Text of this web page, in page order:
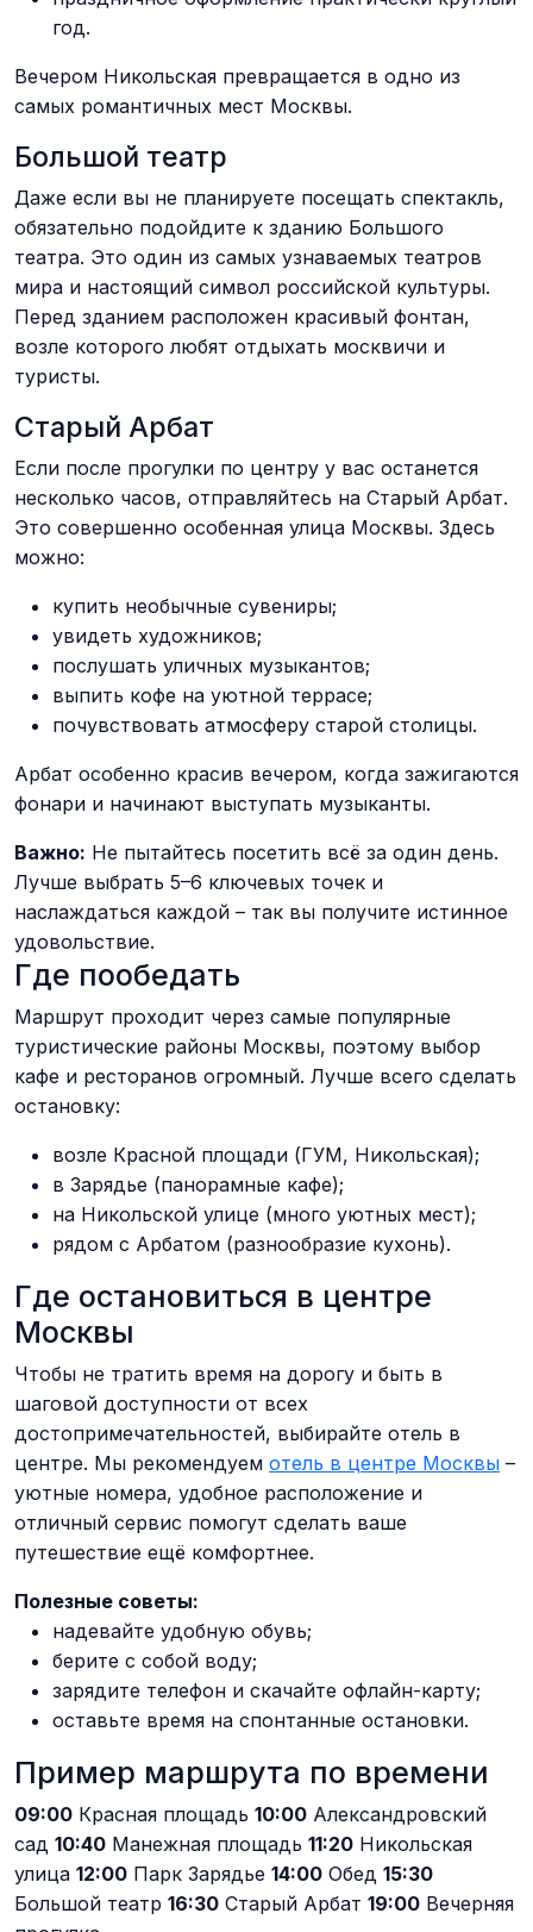
год.
Вечером Никольская превращается в одно из
самых романтичных мест Москвы.
Большой театр
Даже если вы не планируете посещать спектакль,
обязательно подойдите к зданию Большого
театра. Это один из самых узнаваемых театров
мира и настоящий символ российской культуры.
Перед зданием расположен красивый фонтан,
возле которого любят отдыхать москвичи и
туристы.
Старый Арбат
Если после прогулки по центру у вас останется
несколько часов, отправляйтесь на Старый Арбат.
Это совершенно особенная улица Москвы. Здесь
можно:
купить необычные сувениры;
увидеть художников;
послушать уличных музыкантов;
выпить кофе на уютной террасе;
почувствовать атмосферу старой столицы.
Арбат особенно красив вечером, когда зажигаются
фонари и начинают выступать музыканты.
Важно: Не пытайтесь посетить всё за один день.
Лучше выбрать 5–6 ключевых точек и
наслаждаться каждой – так вы получите истинное
удовольствие.
Где пообедать
Маршрут проходит через самые популярные
туристические районы Москвы, поэтому выбор
кафе и ресторанов огромный. Лучше всего сделать
остановку:
возле Красной площади (ГУМ, Никольская);
в Зарядье (панорамные кафе);
на Никольской улице (много уютных мест);
рядом с Арбатом (разнообразие кухонь).
Где остановиться в центре
Москвы
Чтобы не тратить время на дорогу и быть в
шаговой доступности от всех
достопримечательностей, выбирайте отель в
центре. Мы рекомендуем отель в центре Москвы –
уютные номера, удобное расположение и
отличный сервис помогут сделать ваше
путешествие ещё комфортнее.
Полезные советы:
надевайте удобную обувь;
берите с собой воду;
зарядите телефон и скачайте офлайн-карту;
оставьте время на спонтанные остановки.
Пример маршрута по времени
09:00 Красная площадь 10:00 Александровский
сад 10:40 Манежная площадь 11:20 Никольская
улица 12:00 Парк Зарядье 14:00 Обед 15:30
Большой театр 16:30 Старый Арбат 19:00 Вечерняя